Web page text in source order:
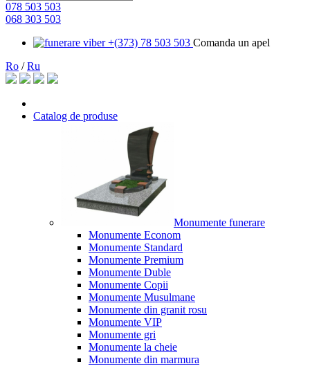
078 503 503
068 303 503
+(373) 78 503 503 Comanda un apel
Ro /Ru
Catalog de produse
Monumente funerare
Monumente Econom
Monumente Standard
Monumente Premium
Monumente Duble
Monumente Copii
Monumente Musulmane
Monumente din granit rosu
Monumente VIP
Monumente gri
Monumente la cheie
Monumente din marmura